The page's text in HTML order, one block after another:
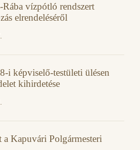
vízpótló rendszert
elrendeléséről
i képviselő-testületi ülésen
kihirdetése
a Kapuvári Polgármesteri